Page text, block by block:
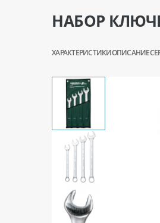
НАБОР
ХАРАКТЕРИСТИКИОПИСАНИЕ